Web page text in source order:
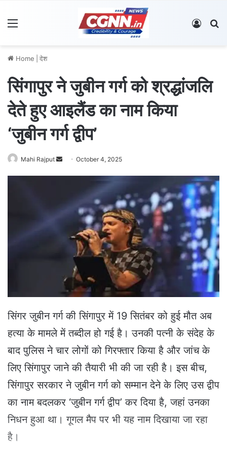
Log In
Home देश
सिंगापुर ने जुबीन गर्ग को श्रद्धांजलि
देते हुए आइलैंड का नाम किया
‘जुबीन गर्ग द्वीप’
Mahi Rajput
a
October 4, 2025
सिंगर जुबीन गर्ग की सिंगापुर में 19 सितंबर को हुई मौत अब
हत्या के मामले में तब्दील हो गई है। उनकी पत्नी के संदेह के
बाद पुलिस ने चार लोगों को गिरफ्तार किया है और जांच के
लिए सिंगापुर जाने की तैयारी भी की जा रही है। इस बीच,
सिंगापुर सरकार ने जुबीन गर्ग को सम्मान देने के लिए उस द्वीप
का नाम बदलकर ‘जुबीन गर्ग द्वीप’ कर दिया है, जहां उनका
निधन हुआ था। गूगल मैप पर भी यह नाम दिखाया जा रहा
है।